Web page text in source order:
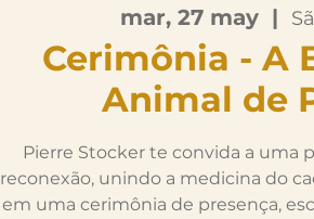
mar, 27 may
  |
Cerimônia - A
Animal de
Pierre Stocker te convida a uma
reconexão, unindo a medicina do
em uma cerimônia de presença,